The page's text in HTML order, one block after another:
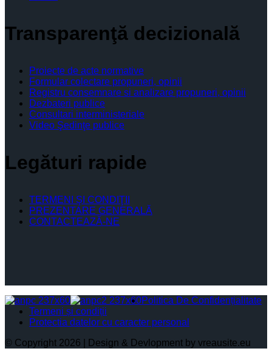
Transparenţă decizională
Proiecte de acte normative
Formular colectare propuneri, opinii
Registru consemnare si analizare propuneri, opinii
Dezbateri publice
Consultari interministeriale
Video Şedinţe publice
Legături rapide
TERMENI ŞI CONDIŢII
PREZENTARE GENERALĂ
CONTACTEAZĂ-NE
Politica De Confidențialitate
Termeni și condiții
Protectia datelor cu caracter personal
© Copyright 2026 | Design & Devlopment by vreausite.eu